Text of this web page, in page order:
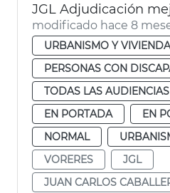
modificado hace 8
URBANISMO Y VIVIENDA
PERSONAS CON
TODAS LAS AUDIENCIAS
EN PORTADA
EN
NORMAL
VORERES
JGL
JUAN CARLOS